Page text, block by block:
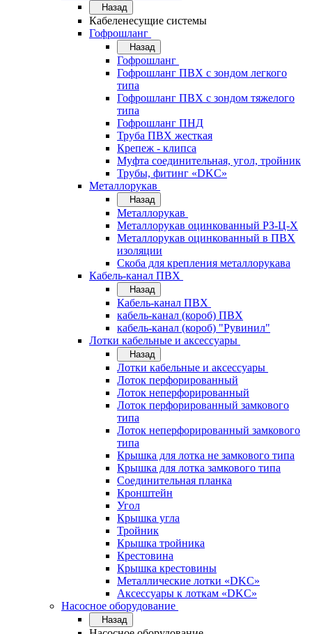
Назад
Кабеленесущие системы
Гофрошланг
Назад
Гофрошланг
Гофрошланг ПВХ с зондом легкого
типа
Гофрошланг ПВХ с зондом тяжелого
типа
Гофрошланг ПНД
Труба ПВХ жесткая
Крепеж - клипса
Муфта соединительная, угол, тройник
Трубы, фитинг «DKC»
Металлорукав
Назад
Металлорукав
Металлорукав оцинкованный РЗ-Ц-Х
Металлорукав оцинкованный в ПВХ
изоляции
Скоба для крепления металлорукава
Кабель-канал ПВХ
Назад
Кабель-канал ПВХ
кабель-канал (короб) ПВХ
кабель-канал (короб) "Рувинил"
Лотки кабельные и аксессуары
Назад
Лотки кабельные и аксессуары
Лоток перфорированный
Лоток неперфорированный
Лоток перфорированный замкового
типа
Лоток неперфорированный замкового
типа
Крышка для лотка не замкового типа
Крышка для лотка замкового типа
Соединительная планка
Кронштейн
Угол
Крышка угла
Тройник
Крышка тройника
Крестовина
Крышка крестовины
Металлические лотки «DKC»
Аксессуары к лоткам «DKC»
Насосное оборудование
Назад